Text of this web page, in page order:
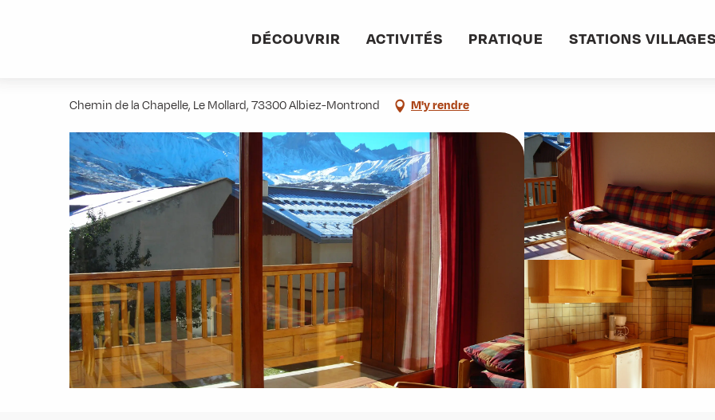
DÉCOUVRIR ACTIVITÉS PRATIQUE STATIONS VILLAGES
Chemin de la Chapelle, Le Mollard, 73300 Albiez-Montrond M'y rendre